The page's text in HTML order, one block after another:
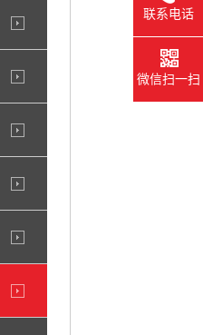
联系电话
微信扫一扫